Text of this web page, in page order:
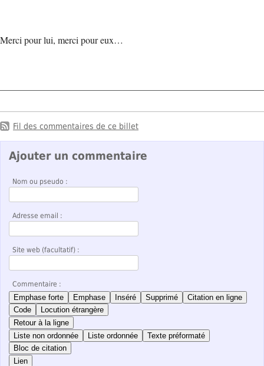
Merci pour lui, merci pour eux…
Fil des commentaires de ce billet
Ajouter un commentaire
Nom ou pseudo :
Adresse email :
Site web (facultatif) :
Commentaire :
Emphase forte Emphase Inséré Supprimé
Citation en ligne
Code
Locution étrangère
Retour à la ligne
Liste non ordonnée
Liste ordonnée
Texte préformaté
Bloc de citation
Lien